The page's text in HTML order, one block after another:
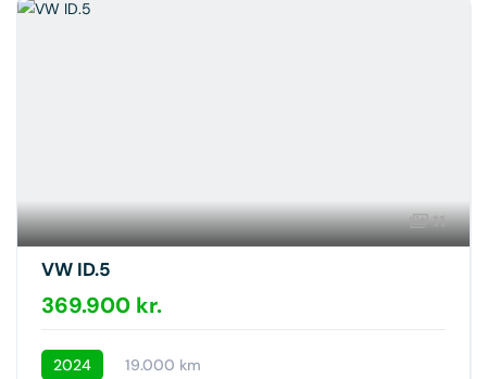
11
VW ID.5
369.900 kr.
2024 19.000 km